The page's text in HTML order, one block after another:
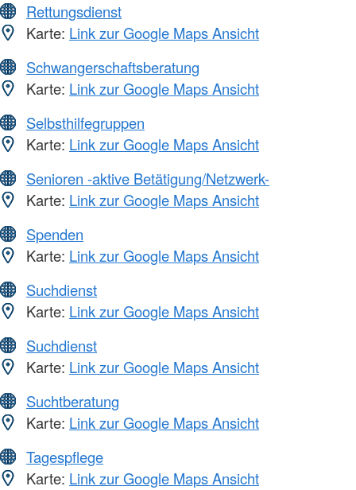
Rettungsdienst
Karte: Link zur Google Maps Ansicht
Schwangerschaftsberatung
Karte: Link zur Google Maps Ansicht
Selbsthilfegruppen
Karte: Link zur Google Maps Ansicht
Senioren -aktive Betätigung/Netzwerk-
Karte: Link zur Google Maps Ansicht
Spenden
Karte: Link zur Google Maps Ansicht
Suchdienst
Karte: Link zur Google Maps Ansicht
Suchdienst
Karte: Link zur Google Maps Ansicht
Suchtberatung
Karte: Link zur Google Maps Ansicht
Tagespflege
Karte: Link zur Google Maps Ansicht